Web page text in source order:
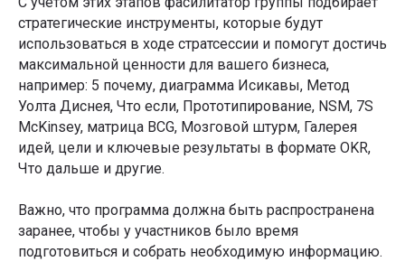
стратегические инструменты, которые будут
использоваться в ходе стратсессии и помогут достичь
максимальной ценности для вашего бизнеса,
например: 5 почему, диаграмма Исикавы, Метод
Уолта Диснея, Что если, Прототипирование, NSM, 7S
McKinsey, матрица BCG, Мозговой штурм, Галерея
идей, цели и ключевые результаты в формате OKR,
Что дальше и другие.
Важно, что программа должна быть распространена
заранее, чтобы у участников было время
подготовиться и собрать необходимую информацию.